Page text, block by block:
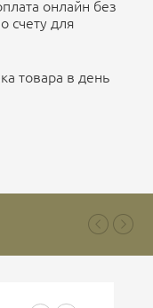
онлайн без
счету для
товара в день